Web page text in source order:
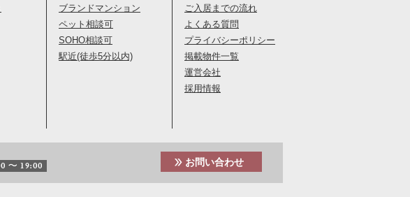
ブランドマンション
ペット相談可
SOHO相談可
駅近(徒歩5分以内)
ご入居までの流れ
よくある質問
プライバシーポリシー
掲載物件一覧
運営会社
採用情報
お問い合わせ